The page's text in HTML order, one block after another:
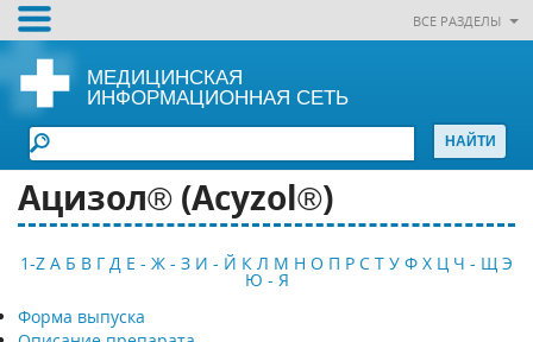
ВСЕ РАЗДЕЛЫ
МЕДИЦИНСКАЯ
ИНФОРМАЦИОННАЯ СЕТЬ
Ацизол® (Acyzol®)
1-Z А Б В Г Д Е - Ж - З И - Й К Л М Н О П Р С Т У Ф Х Ц Ч - Щ Э
Ю - Я
Форма выпуска